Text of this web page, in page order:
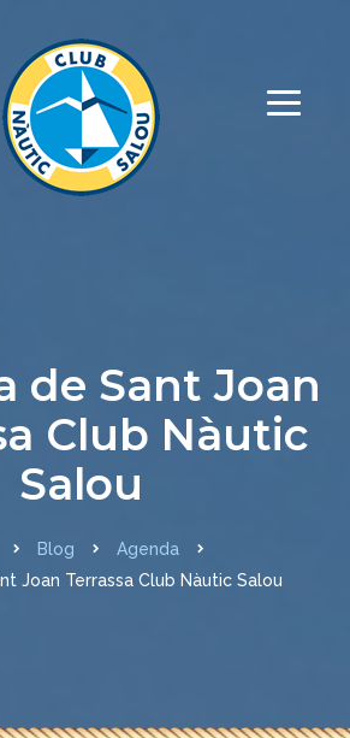
de Sant Joan
Club Nàutic
Salou
Blog
Agenda
Joan Terrassa Club Nàutic Salou